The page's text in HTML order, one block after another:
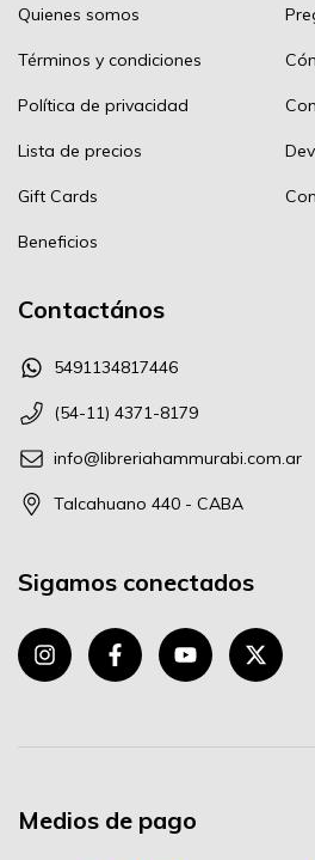
Quienes somos
Términos y condiciones
Política de privacidad
Lista de precios
Gift Cards
Beneficios
Contactános
5491134817446
(54-11) 4371-8179
info@libreriahammurabi.com.ar
Talcahuano 440 - CABA
Sigamos conectados
Medios de pago